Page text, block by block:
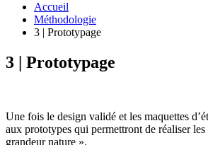
Accueil
Méthodologie
3 | Prototypage
3 | Prototypage
Une fois le design validé et les maquettes
aux prototypes qui permettront de réaliser les
grandeur nature ».